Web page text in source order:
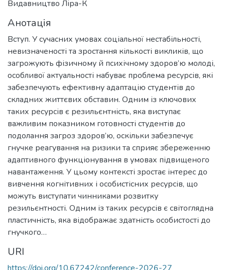
Видавництво Ліра-К
Анотація
Вступ. У сучасних умовах соціальної нестабільності,
невизначеності та зростання кількості викликів, що
загрожують фізичному й психічному здоров’ю молоді,
особливої актуальності набуває проблема ресурсів, які
забезпечують ефективну адаптацію студентів до
складних життєвих обставин. Одним із ключових
таких ресурсів є резильєнтність, яка виступає
важливим показником готовності студентів до
подолання загроз здоров’ю, оскільки забезпечує
гнучке реагування на ризики та сприяє збереженню
адаптивного функціонування в умовах підвищеного
навантаження. У цьому контексті зростає інтерес до
вивчення когнітивних і особистісних ресурсів, що
можуть виступати чинниками розвитку
резильєнтності. Одним із таких ресурсів є світоглядна
пластичність, яка відображає здатність особистості до
гнучкого…
URI